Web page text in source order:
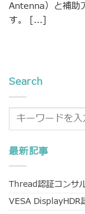
Antenna）と補助
す。 [...]
Search
最新記事
Thread認証コンサ
VESA DisplayHDR